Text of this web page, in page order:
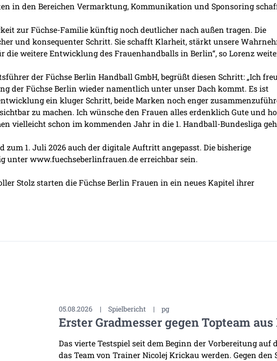
in den Bereichen Vermarktung, Kommunikation und Sponsoring
zur Füchse-Familie künftig noch deutlicher nach außen tragen. Die
und konsequenter Schritt. Sie schafft Klarheit, stärkt unsere
die weitere Entwicklung des Frauenhandballs in Berlin“, so Lorenz
der Füchse Berlin Handball GmbH, begrüßt diesen Schritt: „Ich
der Füchse Berlin wieder namentlich unter unser Dach kommt. Es ist
ein kluger Schritt, beide Marken noch enger
zu machen. Ich wünsche den Frauen alles erdenklich Gute und
vielleicht schon im kommenden Jahr in die 1. Handball-Bundesliga
zum 1. Juli 2026 auch der digitale Auftritt angepasst. Die bisherige
unter www.fuechseberlinfrauen.de erreichbar sein.
Stolz starten die Füchse Berlin Frauen in ein neues Kapitel ihrer
05.08.2026 | Spielbericht | pg
Erster Gradmesser gegen Topteam
Das vierte Testspiel seit dem Beginn der Vorbereitung
das Team von Trainer Nicolej Krickau werden. Gegen